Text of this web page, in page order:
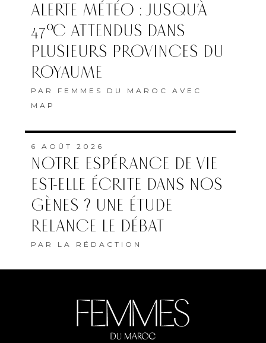
ALERTE MÉTÉO : JUSQU’À
47°C ATTENDUS DANS
PLUSIEURS PROVINCES DU
ROYAUME
PAR FEMMES DU MAROC AVEC
MAP
6 AOÛT 2026
NOTRE ESPÉRANCE DE VIE
EST-ELLE ÉCRITE DANS NOS
GÈNES ? UNE ÉTUDE
RELANCE LE DÉBAT
PAR LA RÉDACTION